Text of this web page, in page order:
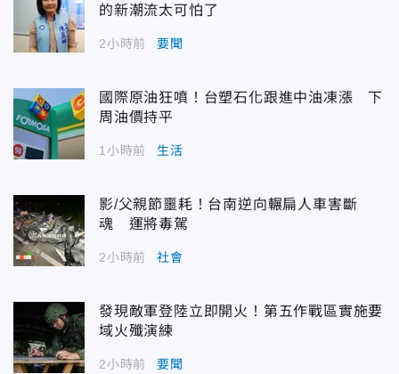
的新潮流太可怕了
2小時前 要聞
國際原油狂噴！台塑石化跟進中油凍漲 下
周油價持平
1小時前 生活
影/父親節噩耗！台南逆向輾扁人車害斷
魂 運將毒駕
2小時前 社會
發現敵軍登陸立即開火！第五作戰區實施要
域火殲演練
2小時前 要聞